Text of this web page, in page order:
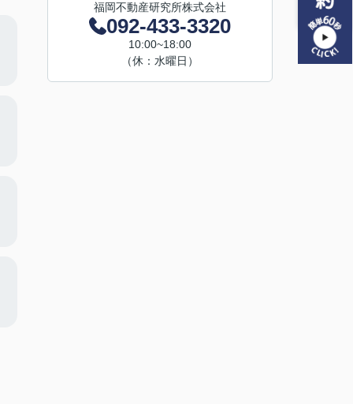
福岡不動産研究所株式会社
092-433-3320
10:00~18:00
（休：水曜日）